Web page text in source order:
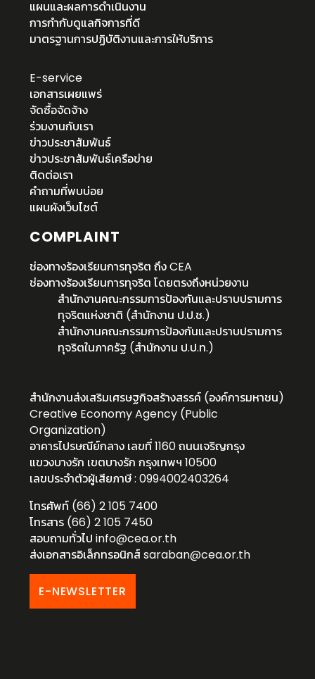
แผนและผลการดำเนินงาน
การกำกับดูแลกิจการที่ดี
มาตรฐานการปฏิบัติงานและการให้บริการ
E-service
เอกสารเผยแพร่
จัดซื้อจัดจ้าง
ร่วมงานกับเรา
ข่าวประชาสัมพันธ์
ข่าวประชาสัมพันธ์เครือข่าย
ติดต่อเรา
คำถามที่พบบ่อย
แผนผังเว็บไซต์
COMPLAINT
ช่องทางร้องเรียนการทุจริต ถึง CEA
ช่องทางร้องเรียนการทุจริต โดยตรงถึงหน่วยงาน
สำนักงานคณะกรรมการป้องกันและปราบปรามการ
ทุจริตแห่งชาติ (สำนักงาน ป.ป.ช.)
สำนักงานคณะกรรมการป้องกันและปราบปรามการ
ทุจริตในภาครัฐ (สำนักงาน ป.ป.ท.)
สำนักงานส่งเสริมเศรษฐกิจสร้างสรรค์ (องค์การมหาชน)
Creative Economy Agency (Public
Organization)
อาคารไปรษณีย์กลาง เลขที่ 1160 ถนนเจริญกรุง
แขวงบางรัก เขตบางรัก กรุงเทพฯ 10500
เลขประจำตัวผู้เสียภาษี : 0994002403264
โทรศัพท์ (66) 2 105 7400
โทรสาร (66) 2 105 7450
สอบถามทั่วไปinfo@cea.or.th
ส่งเอกสารอิเล็กทรอนิกส์saraban@cea.or.th
E-NEWSLETTER